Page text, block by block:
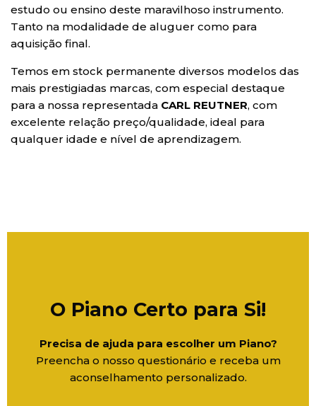
estudo ou ensino deste maravilhoso instrumento.
Tanto na modalidade de aluguer como para
aquisição final.
Temos em stock permanente diversos modelos das
mais prestigiadas marcas, com especial destaque
para a nossa representada CARL REUTNER, com
excelente relação preço/qualidade, ideal para
qualquer idade e nível de aprendizagem.
O Piano Certo para Si!
Precisa de ajuda para escolher um Piano?
Preencha o nosso questionário e receba um
aconselhamento personalizado.